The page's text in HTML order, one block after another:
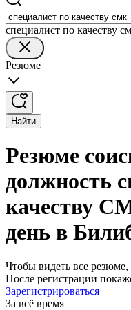
специалист по качеству
Резюме
Найти
Резюме
должность
качеству
день в
Чтобы видеть все резюме,
После регистрации
Зарегистрироваться
За всё время